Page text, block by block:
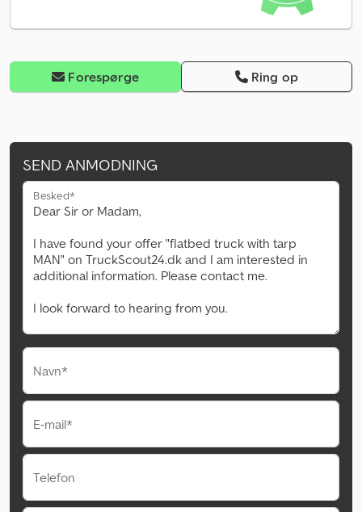
Forespørge Ring op
SEND ANMODNING
Besked*
Navn*
E-mail*
Telefon